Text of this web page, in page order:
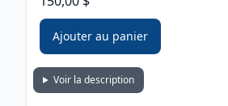
Ajouter au panier
Voir la description